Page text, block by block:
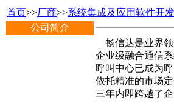
首页>>厂商>>系统集成及应用软件开
公司简介
畅信达是业界领
企业级融合通信
呼叫中心已成为
依托精准的市场
三年内即跨越了